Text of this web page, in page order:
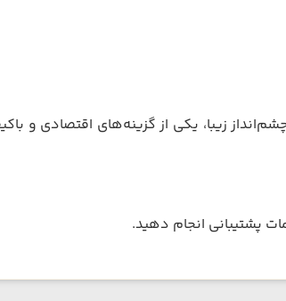
زیبا، یکی از گزینه‌های اقتصادی و
پشتیبانی انجام دهید.